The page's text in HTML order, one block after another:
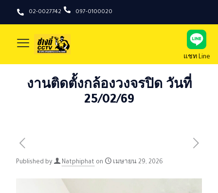
02-0027742 097-0100020
แชท Line
งานติดตั้งกล้องวงจรปิด วันที่
25/02/69
Published by Natphiphat on เมษายน 29, 2026